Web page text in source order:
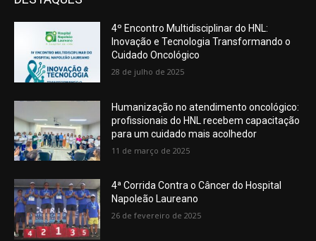
4º Encontro Multidisciplinar do HNL:
Inovação e Tecnologia Transformando o
Cuidado Oncológico
28 de julho de 2025
Humanização no atendimento oncológico:
profissionais do HNL recebem capacitação
para um cuidado mais acolhedor
11 de março de 2025
4ª Corrida Contra o Câncer do Hospital
Napoleão Laureano
26 de fevereiro de 2025